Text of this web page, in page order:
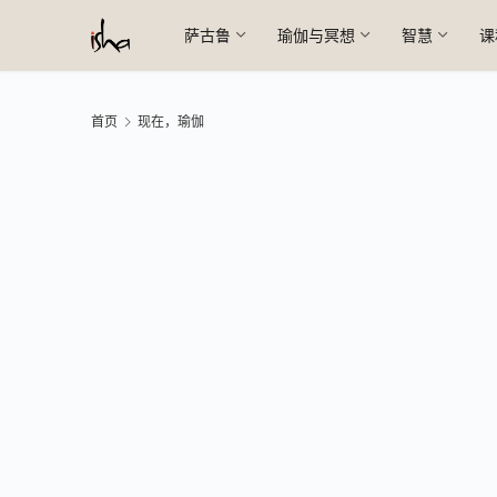
萨古鲁 瑜伽与冥想 智慧
首页 现在，瑜伽